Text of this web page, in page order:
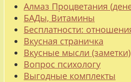
Алмаз Процветания
БАДы, Витамины
Бесплатности:
Вкусная страничка
Вкусные мысли (заметки)
Вопрос психологу
Выгодные комплекты